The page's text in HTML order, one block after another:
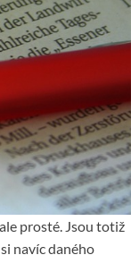
prosté. Jsou totiž
navíc daného